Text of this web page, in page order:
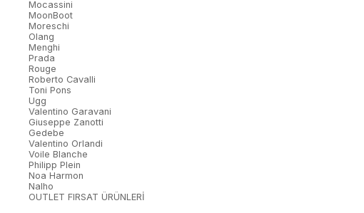
Mocassini
MoonBoot
Moreschi
Olang
Menghi
Prada
Rouge
Roberto Cavalli
Toni Pons
Ugg
Valentino Garavani
Giuseppe Zanotti
Gedebe
Valentino Orlandi
Voile Blanche
Philipp Plein
Noa Harmon
Nalho
OUTLET FIRSAT ÜRÜNLERİ